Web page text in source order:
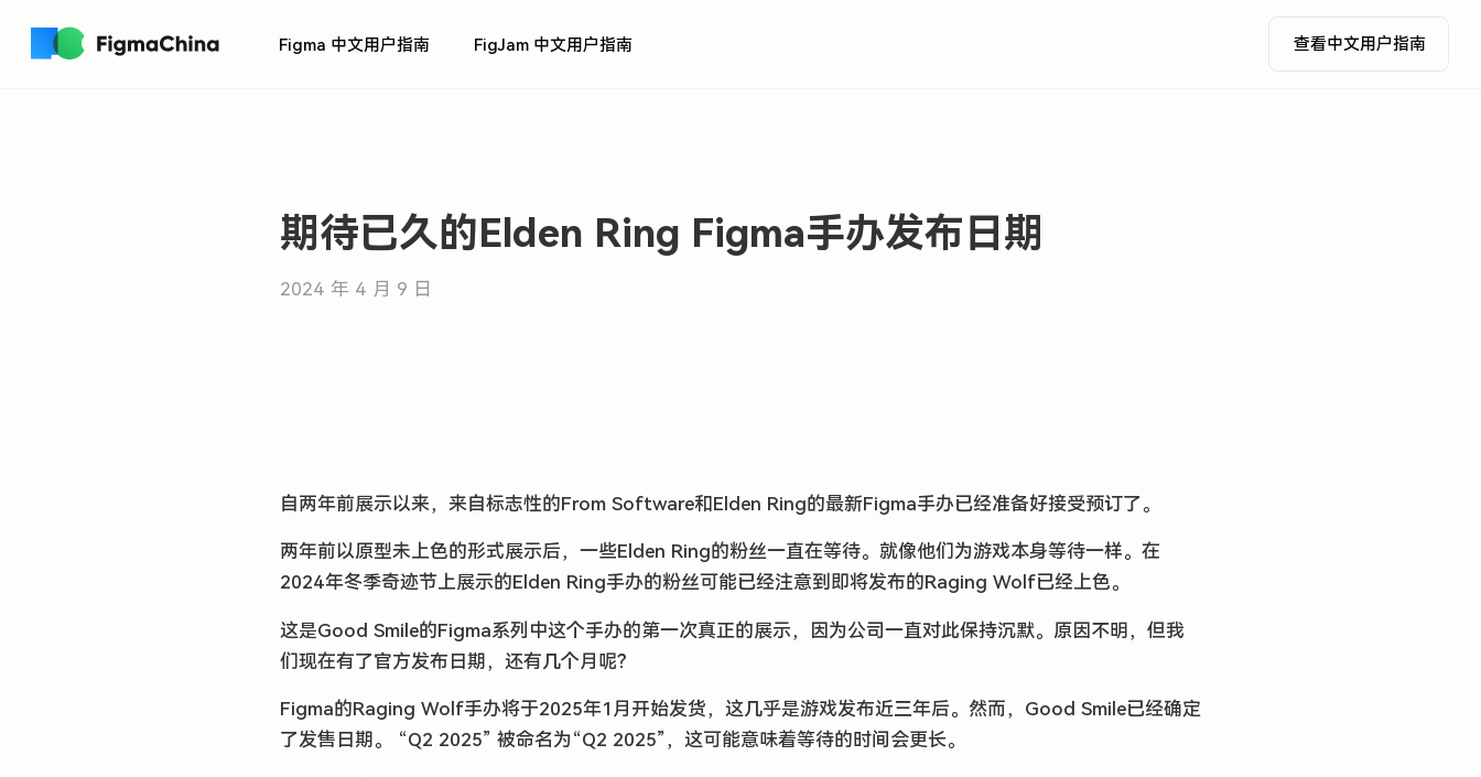
Figma 中文用户指南 FigJam 中文用户指南 查看中文用户指南
期待已久的Elden Ring Figma手办发布日期
2024 年 4 月 9 日
自两年前展示以来，来自标志性的From Software和Elden Ring的最新Figma手办已经准备好接受预订了。
两年前以原型未上色的形式展示后，一些Elden Ring的粉丝一直在等待。就像他们为游戏本身等待一样。在
2024年冬季奇迹节上展示的Elden Ring手办的粉丝可能已经注意到即将发布的Raging Wolf已经上色。
这是Good Smile的Figma系列中这个手办的第一次真正的展示，因为公司一直对此保持沉默。原因不明，但我
们现在有了官方发布日期，还有几个月呢？
Figma的Raging Wolf手办将于2025年1月开始发货，这几乎是游戏发布近三年后。然而，Good Smile已经确定
了发售日期。 “Q2 2025” 被命名为“Q2 2025”，这可能意味着等待的时间会更长。